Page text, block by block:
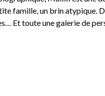
famille, un brin
Et toute une galerie de